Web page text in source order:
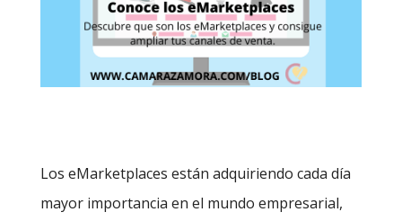
Los eMarketplaces están adquiriendo cada día
mayor importancia en el mundo empresarial,